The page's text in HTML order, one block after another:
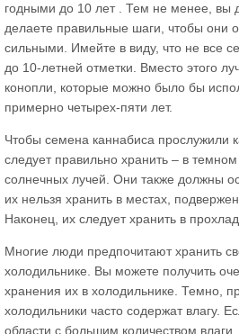
годными до 10 лет . Тем не менее, вы
делаете правильные шаги, чтобы они
сильными. Имейте в виду, что не все
до 10-летней отметки. Вместо этого
конопли, которые можно было бы
примерно четырех-пяти лет.
Чтобы семена каннабиса прослужили
следует правильно хранить – в
солнечных лучей. Они также должны
их нельзя хранить в местах,
Наконец, их следует хранить в
Многие люди предпочитают хранить
холодильнике. Вы можете получить
хранения их в холодильнике. Темно,
холодильники часто содержат влагу.
области с большим количеством